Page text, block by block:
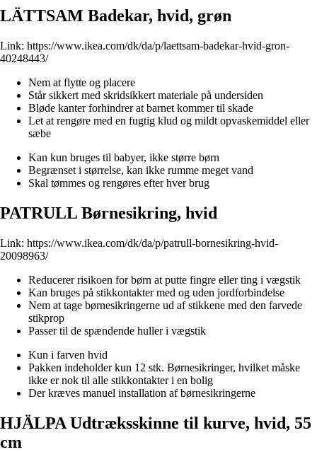
LÄTTSAM Badekar, hvid, grøn
Link: https://www.ikea.com/dk/da/p/laettsam-badekar-hvid-gron-
40248443/
Nem at flytte og placere
Står sikkert med skridsikkert materiale på undersiden
Bløde kanter forhindrer at barnet kommer til skade
Let at rengøre med en fugtig klud og mildt opvaskemiddel eller
sæbe
Kan kun bruges til babyer, ikke større børn
Begrænset i størrelse, kan ikke rumme meget vand
Skal tømmes og rengøres efter hver brug
PATRULL Børnesikring, hvid
Link: https://www.ikea.com/dk/da/p/patrull-bornesikring-hvid-
20098963/
Reducerer risikoen for børn at putte fingre eller ting i vægstik
Kan bruges på stikkontakter med og uden jordforbindelse
Nem at tage børnesikringerne ud af stikkene med den farvede
stikprop
Passer til de spændende huller i vægstik
Kun i farven hvid
Pakken indeholder kun 12 stk. Børnesikringer, hvilket måske
ikke er nok til alle stikkontakter i en bolig
Der kræves manuel installation af børnesikringerne
HJÄLPA Udtræksskinne til kurve, hvid, 55
cm